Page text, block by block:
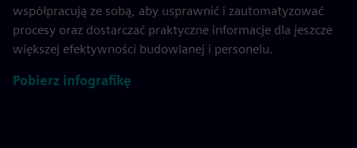
współpracują ze sobą, aby usprawnić i zautomatyzować
procesy oraz dostarczać praktyczne informacje dla jeszcze
większej efektywności budowlanej i personelu.
Pobierz infografikę